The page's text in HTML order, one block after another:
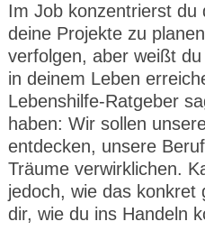
Im Job konzentrierst du
deine Projekte zu
verfolgen, aber weißt
in deinem Leben
Lebenshilfe-Ratgeber
haben: Wir sollen
entdecken, unsere
Träume verwirklichen.
jedoch, wie das konkret
dir, wie du ins Handeln